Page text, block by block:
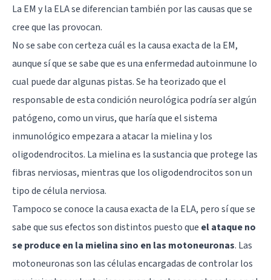
La EM y la ELA se diferencian también por las causas que se
cree que las provocan.
No se sabe con certeza cuál es la causa exacta de la EM,
aunque sí que se sabe que es una enfermedad autoinmune lo
cual puede dar algunas pistas. Se ha teorizado que el
responsable de esta condición neurológica podría ser algún
patógeno, como un virus, que haría que el sistema
inmunológico empezara a atacar la mielina y los
oligodendrocitos. La mielina es la sustancia que protege las
fibras nerviosas, mientras que los oligodendrocitos son un
tipo de célula nerviosa.
Tampoco se conoce la causa exacta de la ELA, pero sí que se
sabe que sus efectos son distintos puesto que el ataque no
se produce en la mielina sino en las motoneuronas. Las
motoneuronas son las células encargadas de controlar los